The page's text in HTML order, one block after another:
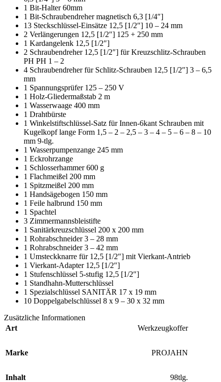
1 Bit-Halter 60mm
1 Bit-Schraubendreher magnetisch 6,3 [1/4″]
13 Steckschlüssel-Einsätze 12,5 [1/2″] 10 – 24 mm
2 Verlängerungen 12,5 [1/2″] 125 + 250 mm
1 Kardangelenk 12,5 [1/2″]
2 Schraubendreher 12,5 [1/2″] für Kreuzschlitz-Schrauben
PH PH 1 – 2
4 Schraubendreher für Schlitz-Schrauben 12,5 [1/2″] 3 – 6,5
mm
1 Spannungsprüfer 125 – 250 V
1 Holz-Gliedermaßstab 2 m
1 Wasserwaage 400 mm
1 Drahtbürste
1 Winkelstiftschlüssel-Satz für Innen-6kant Schrauben mit
Kugelkopf lange Form 1,5 – 2 – 2,5 – 3 – 4 – 5 – 6 – 8 – 10
mm 9-tlg.
1 Wasserpumpenzange 245 mm
1 Eckrohrzange
1 Schlosserhammer 600 g
1 Flachmeißel 200 mm
1 Spitzmeißel 200 mm
1 Handsägebogen 150 mm
1 Feile halbrund 150 mm
1 Spachtel
3 Zimmermannsbleistifte
1 Sanitärkreuzschlüssel 200 x 200 mm
1 Rohrabschneider 3 – 28 mm
1 Rohrabschneider 3 – 42 mm
1 Umsteckknarre für 12,5 [1/2″] mit Vierkant-Antrieb
1 Vierkant-Adapter 12,5 [1/2″]
1 Stufenschlüssel 5-stufig 12,5 [1/2″]
1 Standhahn-Mutterschlüssel
1 Spezialschlüssel SANITÄR 17 x 19 mm
10 Doppelgabelschlüssel 8 x 9 – 30 x 32 mm
Zusätzliche Informationen
Art
Werkzeugkoffer
Marke PROJAHN
Inhalt 98tlg.